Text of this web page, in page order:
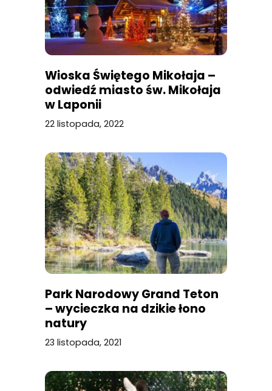
Wioska Świętego Mikołaja –
odwiedź miasto św. Mikołaja
w Laponii
22 listopada, 2022
Park Narodowy Grand Teton
– wycieczka na dzikie łono
natury
23 listopada, 2021